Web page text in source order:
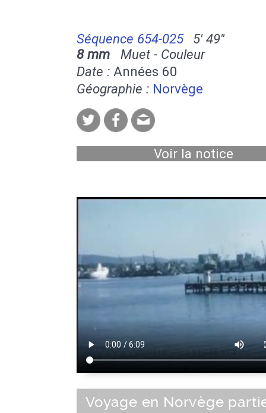
Séquence 654-025
5' 49''
8 mm Muet - Couleur
Date : Années 60
Géographie : Norvège
Voir la notice
Voyage en Norvège